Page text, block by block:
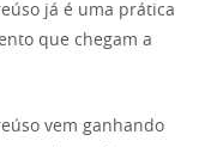
já é uma prática
que chegam a
vem ganhando